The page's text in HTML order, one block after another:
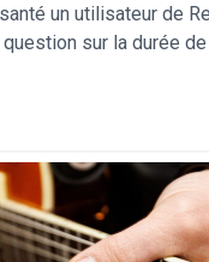
un utilisateur de
sur la durée de